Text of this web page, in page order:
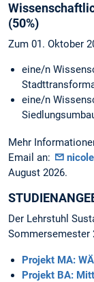
(50%)
Zum 01. Oktober
eine/n
eine/n
Mehr
Email an:
August 2026.
Der Lehrstuhl
Sommersemester
Projekt MA:
Projekt BA: